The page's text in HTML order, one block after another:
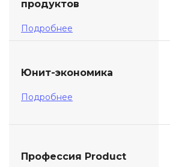
продуктов
Подробнее
Юнит-экономика
Подробнее
Профессия Product